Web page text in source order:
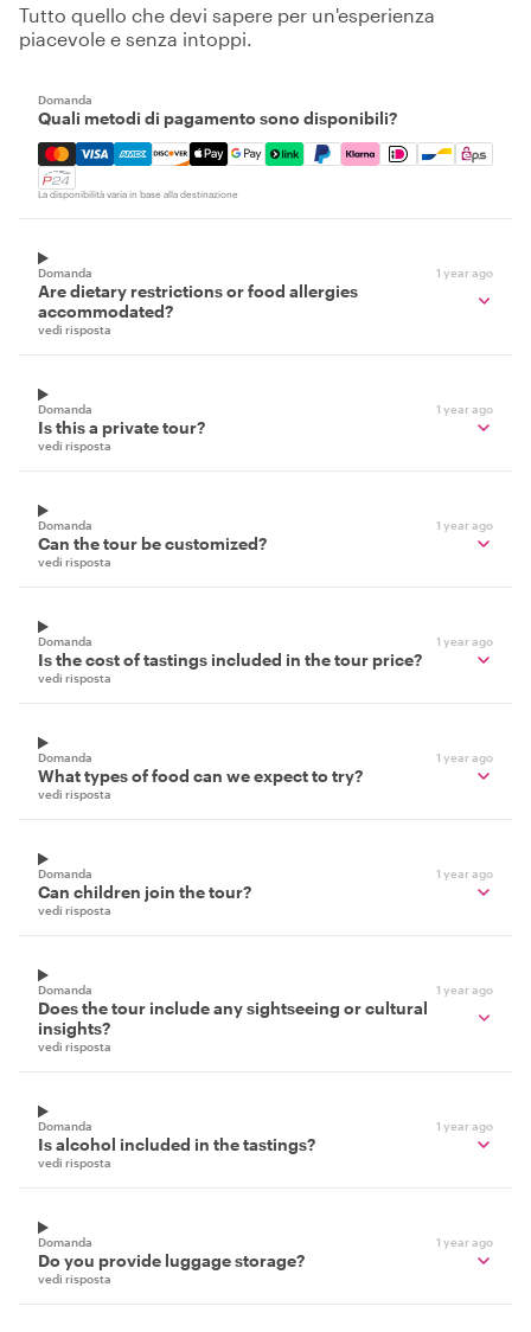
Tutto quello che devi sapere per un'esperienza
piacevole e senza intoppi.
Domanda
Quali metodi di pagamento sono disponibili?
Mastercard, Visa, Amex, Discover, Apple Pay, Google
La disponibilità varia in base alla destinazione
Domanda 1 year ago
Are dietary restrictions or food allergies
accommodated?
vedi risposta
Domanda 1 year ago
Is this a private tour?
vedi risposta
Domanda 1 year ago
Can the tour be customized?
vedi risposta
Domanda 1 year ago
Is the cost of tastings included in the tour price?
vedi risposta
Domanda 1 year ago
What types of food can we expect to try?
vedi risposta
Domanda 1 year ago
Can children join the tour?
vedi risposta
Domanda 1 year ago
Does the tour include any sightseeing or cultural
insights?
vedi risposta
Domanda 1 year ago
Is alcohol included in the tastings?
vedi risposta
Domanda 1 year ago
Do you provide luggage storage?
vedi risposta